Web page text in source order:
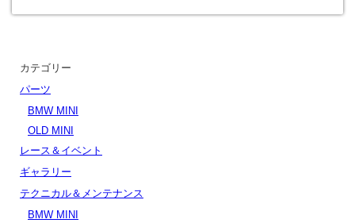
カテゴリー
パーツ
BMW MINI
OLD MINI
レース＆イベント
ギャラリー
テクニカル＆メンテナンス
BMW MINI